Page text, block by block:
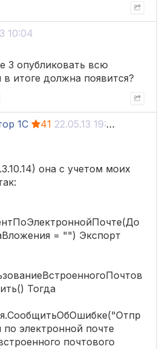
10:04
3 опубликовать всю
итоге должна появится?
1С 41 22.05.13 19:04
она с учетом моих
= "") Экспорт
Тогда
электронной почте
почтового